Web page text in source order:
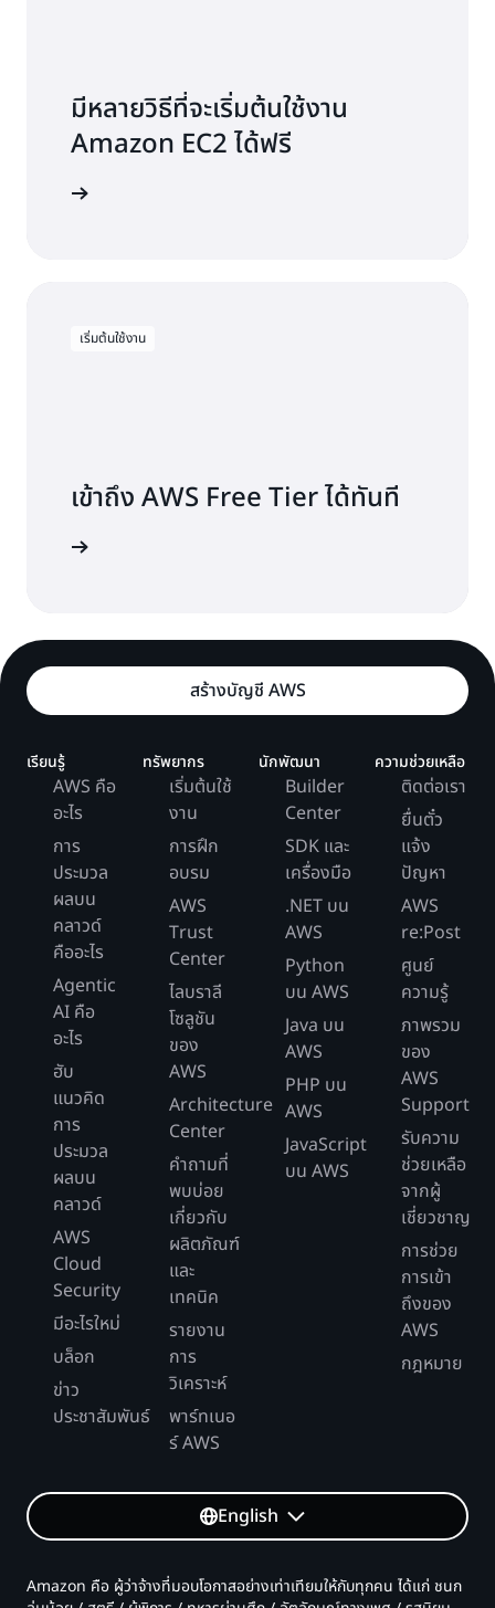
มีหลายวิธีที่จะเริ่มต้นใช้งาน
Amazon EC2 ได้ฟรี
เริ่มต้นใช้งาน
เข้าถึง AWS Free Tier ได้ทันที
สร้างบัญชี AWS
เรียนรู้
AWS คือ
อะไร
การ
ประมวล
ผลบน
คลาวด์
คืออะไร
Agentic
AI คือ
อะไร
ฮับ
แนวคิด
การ
ประมวล
ผลบน
คลาวด์
AWS
Cloud
Security
มีอะไรใหม่
บล็อก
ข่าว
ประชาสัมพันธ์
ทรัพยากร
เริ่มต้นใช้
งาน
การฝึก
อบรม
AWS
Trust
Center
ไลบราลี
โซลูชัน
ของ
AWS
Architecture
Center
คำถามที่
พบบ่อย
เกี่ยวกับ
ผลิตภัณฑ์
และ
เทคนิค
รายงาน
การ
วิเคราะห์
พาร์ทเนอ
ร์ AWS
นักพัฒนา
Builder
Center
SDK และ
เครื่องมือ
.NET บน
AWS
Python
บน AWS
Java บน
AWS
PHP บน
AWS
JavaScript
บน AWS
ความช่วยเหลือ
ติดต่อเรา
ยื่นตั๋ว
แจ้ง
ปัญหา
AWS
re:Post
ศูนย์
ความรู้
ภาพรวม
ของ
AWS
Support
รับความ
ช่วยเหลือ
จากผู้
เชี่ยวชาญ
การช่วย
การเข้า
ถึงของ
AWS
กฎหมาย
English
Amazon คือ ผู้ว่าจ้างที่มอบโอกาสอย่างเท่าเทียมให้กับทุกคน ได้แก่ ชนก